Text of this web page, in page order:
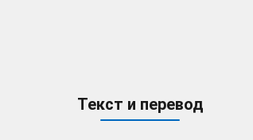
Текст и перевод